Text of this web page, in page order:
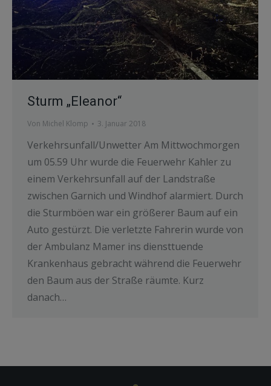
Sturm „Eleanor“
Von Michel Klomp 3. Januar 2018
Verkehrsunfall/Unwetter Am Mittwochmorgen
um 05.59 Uhr wurde die Feuerwehr Kahler zu
einem Verkehrsunfall auf der Landstraße
zwischen Garnich und Windhof alarmiert. Durch
die Sturmböen war ein größerer Baum auf ein
Auto gestürzt. Die verletzte Fahrerin wurde von
der Ambulanz Mamer ins diensttuende
Krankenhaus gebracht während die Feuerwehr
den Baum aus der Straße räumte. Kurz
danach…